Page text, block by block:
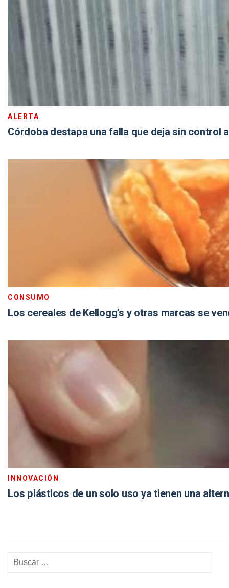
ALERTA
Córdoba destapa una falla que deja sin control
CONSUMO
Los cereales de Kellogg’s y otras marcas se
INNOVACIÓN
Los plásticos de un solo uso ya tienen una